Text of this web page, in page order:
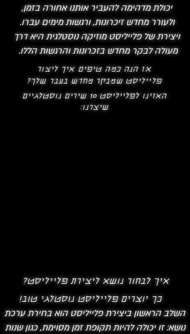
יכולת מדהימה להעביר אותנו אחורה בזמן,
ולעורר מחדש זיכרונות, ורגשות מימים עברו.
ויצירת של פלייליסט מוזיקה נוסטלגית היא דרך
מעולה לבקר מחדש בזכרונות והרגשות הללו.
אז הנה כמה טיפים איך ליצור
פלייליסט שמבקר מחדש בעבר שלך?
האזינו לפלייליסט 10 שירים נוסטלגיים
שיצרנו:
איך לבחור נושא ליצירת פלייליסט?
כך יוצרים פלייליסט נוסטלגי טוב!
השלב הראשון ביצירת פלייליסט הוא בחירת ערכת
נושא: זו יכולה להיות תקופת זמן מסוימת, כגון שנות